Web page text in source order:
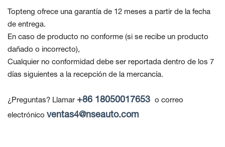
Topteng ofrece una garantía de 12 meses a partir de la fecha
de entrega.
En caso de producto no conforme (si se recibe un producto
dañado o incorrecto),
Cualquier no conformidad debe ser reportada dentro de los 7
días siguientes a la recepción de la mercancía.
¿Preguntas? Llamar +86 18050017653 o correo
electrónico ventas4@nseauto.com